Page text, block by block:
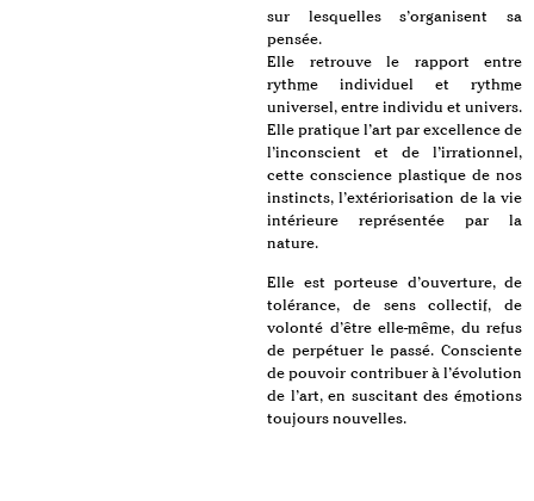
sur lesquelles s’organisent sa
pensée.
Elle retrouve le rapport entre
rythme individuel et rythme
universel, entre individu et univers.
Elle pratique l’art par excellence de
l’inconscient et de l’irrationnel,
cette conscience plastique de nos
instincts, l’extériorisation de la vie
intérieure représentée par la
nature.
Elle est porteuse d’ouverture, de
tolérance, de sens collectif, de
volonté d’être elle-même, du refus
de perpétuer le passé. Consciente
de pouvoir contribuer à l’évolution
de l’art, en suscitant des émotions
toujours nouvelles.